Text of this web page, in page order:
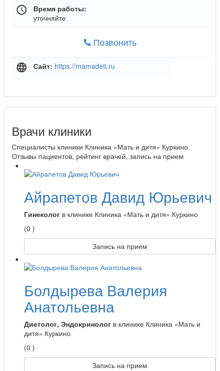
schedule
Время работы:
уточняйте
Позвонить
language Сайт: https://mamadeti.ru
Врачи клиники
Специалисты клиники Клиника «Мать и дитя» Куркино.
Отзывы пациентов, рейтинг врачей, запись на прием
Айрапетов Давид Юрьевич
Гинеколог в клинике Клиника «Мать и дитя» Куркино
(0 )
Запись на прием
Болдырева Валерия
Анатольевна
Диетолог, Эндокринолог в клинике Клиника «Мать и
дитя» Куркино
(0 )
Запись на прием